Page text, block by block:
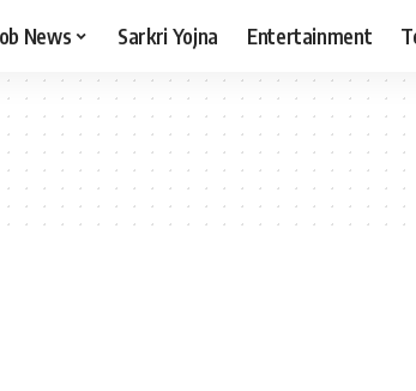
News Sarkri Yojna Entertainment